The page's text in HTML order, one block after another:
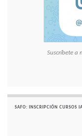
Suscríbete a
SAFO: INSCRIPCIÓN CURSOS